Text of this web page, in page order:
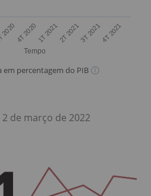
2 de março de 2022